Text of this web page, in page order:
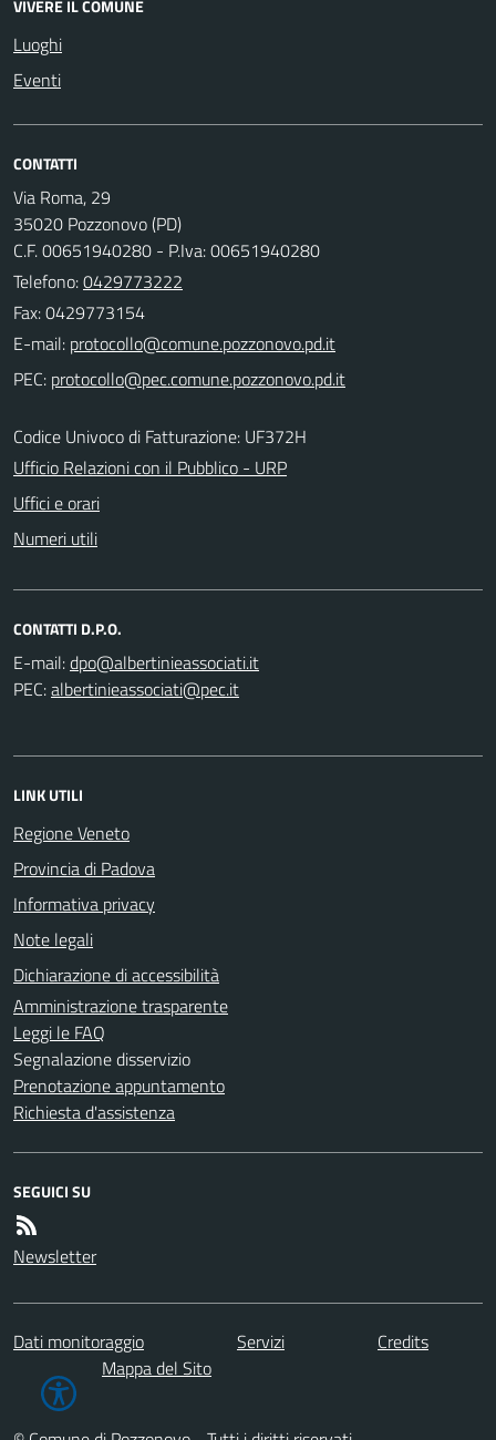
VIVERE IL COMUNE
Luoghi
Eventi
CONTATTI
Via Roma, 29
35020 Pozzonovo (PD)
C.F. 00651940280 - P.Iva: 00651940280
Telefono:0429773222
Fax: 0429773154
E-mail:
PEC:
Codice Univoco di Fatturazione: UF372H
Ufficio Relazioni con il Pubblico - URP
Uffici e orari
Numeri utili
CONTATTI D.P.O.
E-mail:
PEC:
LINK UTILI
Regione Veneto
Provincia di Padova
Informativa privacy
Note legali
Dichiarazione di accessibilità
Amministrazione trasparente
Leggi le FAQ
Segnalazione disservizio
Prenotazione appuntamento
Richiesta d'assistenza
SEGUICI SU
Newsletter
Dati monitoraggio Servizi
Credits
Mappa del Sito